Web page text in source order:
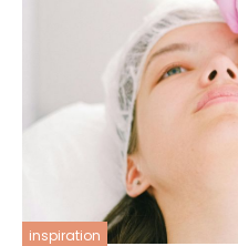
inspiration